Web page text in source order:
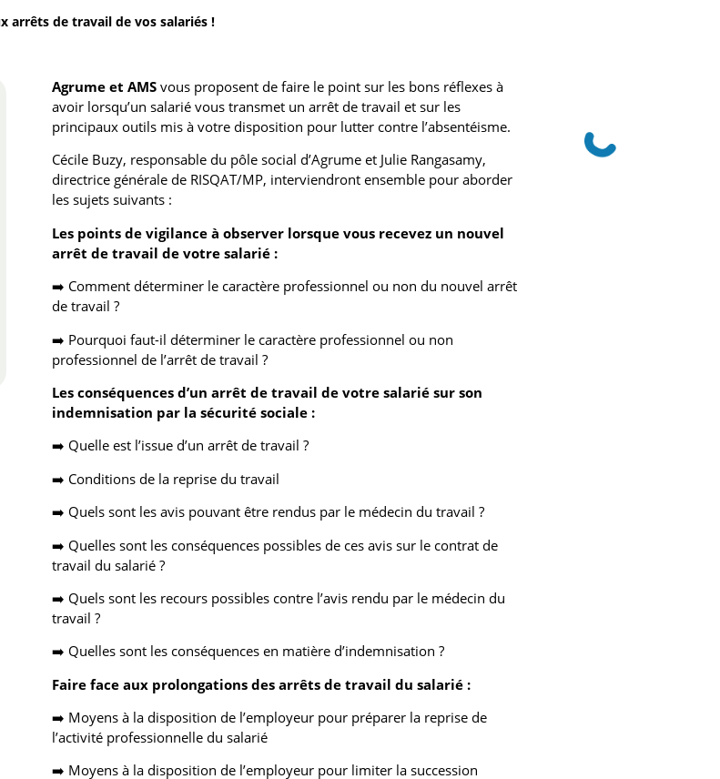
arrêts de travail de vos salariés !
Agrume et AMS vous proposent de faire le point sur les bons réflexes à
avoir lorsqu’un salarié vous transmet un arrêt de travail et sur les
principaux outils mis à votre disposition pour lutter contre l’absentéisme.
Cécile Buzy, responsable du pôle social d’Agrume et Julie Rangasamy,
directrice générale de RISQAT/MP, interviendront ensemble pour aborder
les sujets suivants :
Les points de vigilance à observer lorsque vous recevez un nouvel
arrêt de travail de votre salarié :
➡️ Comment déterminer le caractère professionnel ou non du nouvel arrêt
de travail ?
➡️ Pourquoi faut-il déterminer le caractère professionnel ou non
professionnel de l’arrêt de travail ?
Les conséquences d’un arrêt de travail de votre salarié sur son
indemnisation par la sécurité sociale :
➡️ Quelle est l’issue d’un arrêt de travail ?
➡️ Conditions de la reprise du travail
➡️ Quels sont les avis pouvant être rendus par le médecin du travail ?
➡️ Quelles sont les conséquences possibles de ces avis sur le contrat de
travail du salarié ?
➡️ Quels sont les recours possibles contre l’avis rendu par le médecin du
travail ?
➡️ Quelles sont les conséquences en matière d’indemnisation ?
Faire face aux prolongations des arrêts de travail du salarié :
➡️ Moyens à la disposition de l’employeur pour préparer la reprise de
l’activité professionnelle du salarié
➡️ Moyens à la disposition de l’employeur pour limiter la succession